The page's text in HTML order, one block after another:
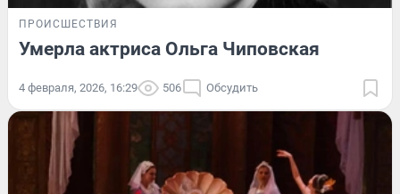
ПРОИСШЕСТВИЯ
Умерла актриса Ольга Чиповская
4 февраля, 2026, 16:29 506 Обсудить